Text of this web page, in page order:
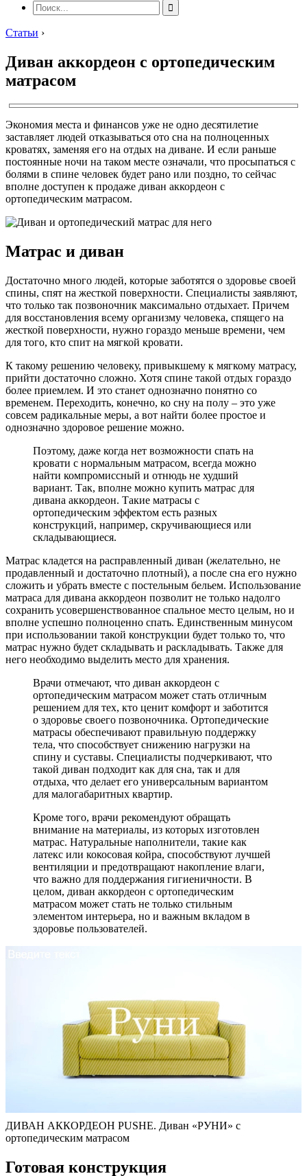
Статьи ›
Диван аккордеон с ортопедическим
матрасом
Экономия места и финансов уже не одно десятилетие
заставляет людей отказываться ото сна на полноценных
кроватях, заменяя его на отдых на диване. И если раньше
постоянные ночи на таком месте означали, что просыпаться с
болями в спине человек будет рано или поздно, то сейчас
вполне доступен к продаже диван аккордеон с
ортопедическим матрасом.
Матрас и диван
Достаточно много людей, которые заботятся о здоровье своей
спины, спят на жесткой поверхности. Специалисты заявляют,
что только так позвоночник максимально отдыхает. Причем
для восстановления всему организму человека, спящего на
жесткой поверхности, нужно гораздо меньше времени, чем
для того, кто спит на мягкой кровати.
К такому решению человеку, привыкшему к мягкому матрасу,
прийти достаточно сложно. Хотя спине такой отдых гораздо
более приемлем. И это станет однозначно понятно со
временем. Переходить, конечно, ко сну на полу – это уже
совсем радикальные меры, а вот найти более простое и
однозначно здоровое решение можно.
Поэтому, даже когда нет возможности спать на
кровати с нормальным матрасом, всегда можно
найти компромиссный и отнюдь не худший
вариант. Так, вполне можно купить матрас для
дивана аккордеон. Такие матрасы с
ортопедическим эффектом есть разных
конструкций, например, скручивающиеся или
складывающиеся.
Матрас кладется на расправленный диван (желательно, не
продавленный и достаточно плотный), а после сна его нужно
сложить и убрать вместе с постельным бельем. Использование
матраса для дивана аккордеон позволит не только надолго
сохранить усовершенствованное спальное место целым, но и
вполне успешно полноценно спать. Единственным минусом
при использовании такой конструкции будет только то, что
матрас нужно будет складывать и раскладывать. Также для
него необходимо выделить место для хранения.
Врачи отмечают, что диван аккордеон с
ортопедическим матрасом может стать отличным
решением для тех, кто ценит комфорт и заботится
о здоровье своего позвоночника. Ортопедические
матрасы обеспечивают правильную поддержку
тела, что способствует снижению нагрузки на
спину и суставы. Специалисты подчеркивают, что
такой диван подходит как для сна, так и для
отдыха, что делает его универсальным вариантом
для малогабаритных квартир.
Кроме того, врачи рекомендуют обращать
внимание на материалы, из которых изготовлен
матрас. Натуральные наполнители, такие как
латекс или кокосовая койра, способствуют лучшей
вентиляции и предотвращают накопление влаги,
что важно для поддержания гигиеничности. В
целом, диван аккордеон с ортопедическим
матрасом может стать не только стильным
элементом интерьера, но и важным вкладом в
здоровье пользователей.
ДИВАН АККОРДЕОН PUSHE. Диван «РУНИ» с
ортопедическим матрасом
Готовая конструкция